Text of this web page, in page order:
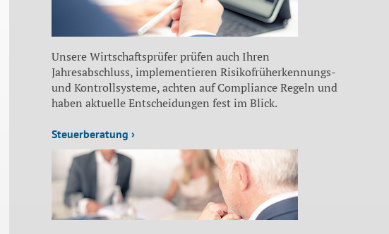
Unsere Wirtschaftsprüfer prüfen auch Ihren
Jahresabschluss, implementieren Risikofrüherkennungs-
und Kontrollsysteme, achten auf Compliance Regeln und
haben aktuelle Entscheidungen fest im Blick.
Steuerberatung ›